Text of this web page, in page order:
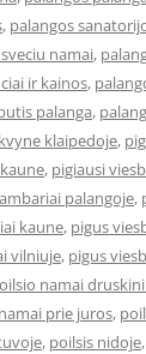
, palangos
namai,
ir kainos,
palanga,
klaipedoje,
, pigiausi
palangoje,
kaune, pigus
vilniuje, pigus
namai
prie juros,
, poilsis nidoje,